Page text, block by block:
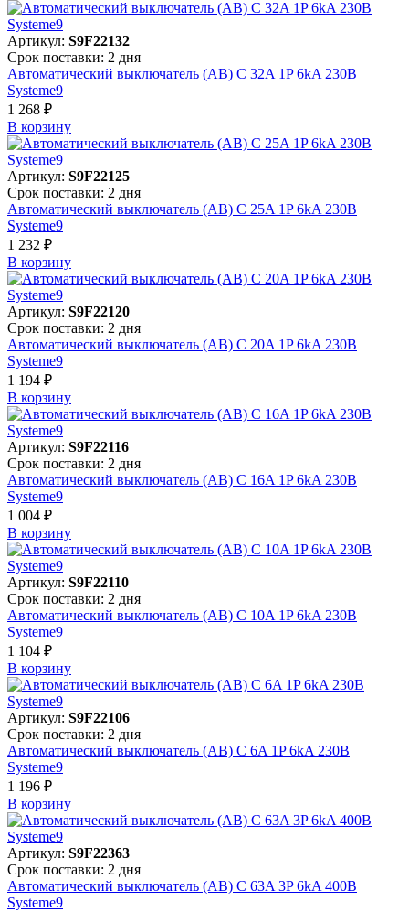
Артикул: S9F22132
Срок поставки: 2 дня
Автоматический выключатель (АВ) C 32A 1P 6kA 230В
Systeme9
1 268 ₽
В корзинy
Артикул: S9F22125
Срок поставки: 2 дня
Автоматический выключатель (АВ) C 25A 1P 6kA 230В
Systeme9
1 232 ₽
В корзинy
Артикул: S9F22120
Срок поставки: 2 дня
Автоматический выключатель (АВ) C 20A 1P 6kA 230В
Systeme9
1 194 ₽
В корзинy
Артикул: S9F22116
Срок поставки: 2 дня
Автоматический выключатель (АВ) C 16A 1P 6kA 230В
Systeme9
1 004 ₽
В корзинy
Артикул: S9F22110
Срок поставки: 2 дня
Автоматический выключатель (АВ) C 10A 1P 6kA 230В
Systeme9
1 104 ₽
В корзинy
Артикул: S9F22106
Срок поставки: 2 дня
Автоматический выключатель (АВ) C 6A 1P 6kA 230В
Systeme9
1 196 ₽
В корзинy
Артикул: S9F22363
Срок поставки: 2 дня
Автоматический выключатель (АВ) C 63A 3P 6kA 400В
Systeme9